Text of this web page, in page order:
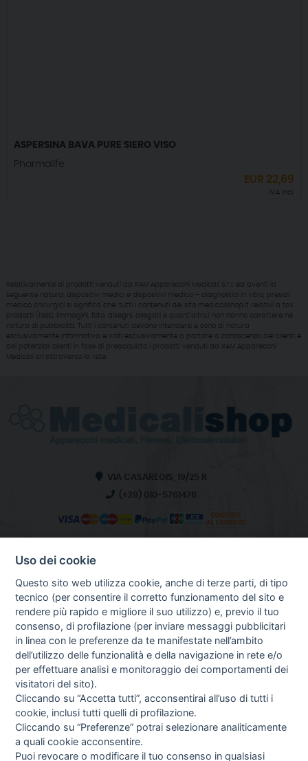
ASPERSINA BAVA PURE SIERO VISO
Pharmalife
EUR 22,69
IVA incl.
Relativamente ai prodotti venduti da RAM Apparecchi Medicali S.r.l. ed aventi la
seguente natura: dispositivi medici e dispositivi medico – diagnostici in vitro, presidi
medico chirurgici si significa che: tutti i contenuti del sito medicalishop.it relativi a tali
prodotti (testi, immagini, foto, disegni, allegati e quant’altro) non hanno carattere né
natura di pubblicità. Tutti i contenuti devono intendersi e sono di natura
esclusivamente informativa e volti esclusivamente a portare a conoscenza dei clienti e
dei potenziali clienti in fase di preacquisto i prodotti venduti da RAM Apparecchi
Medicali srl attraverso la rete.
VIA CASAREGIS, 19/25 R
(+39) 010-5761476
HOME
CHI SIAMO
NOTIZIE
CONTATTI
GUIDA AGLI ACQUISTI
PROCEDURA DI ACQUISTO
PAGAMENTI
DIRITTO DI RECESSO
SPEDIZIONI E COSTI
GESTIONE RESI
Uso dei cookie
Questo sito web utilizza cookie, anche di terze parti, di tipo
tecnico (per consentire il corretto funzionamento del sito e
rendere più rapido e migliore il suo utilizzo) e, previo il tuo
consenso, di profilazione (per inviare messaggi pubblicitari
in linea con le preferenze da te manifestate nell’ambito
dell’utilizzo delle funzionalità e della navigazione in rete e/o
per effettuare analisi e monitoraggio dei comportamenti dei
visitatori del sito).
Cliccando su “Accetta tutti”, acconsentirai all’uso di tutti i
cookie, inclusi tutti quelli di profilazione.
Cliccando su “Preferenze” potrai selezionare analiticamente
a quali cookie acconsentire.
Puoi revocare o modificare il tuo consenso in qualsiasi